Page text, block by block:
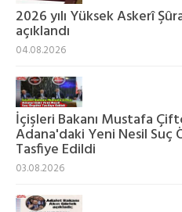
2026 yılı Yüksek Askerî
açıklandı
04.08.2026
İçişleri Bakanı Mustafa
Adana'daki Yeni Nesil Suç
Tasfiye Edildi
03.08.2026